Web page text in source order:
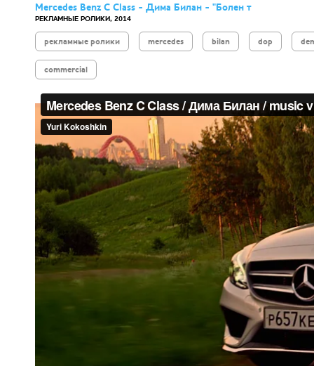
Mercedes Benz C Class - Дима Билан - "Болен т
РЕКЛАМНЫЕ РОЛИКИ, 2014
рекламные ролики mercedes bilan dop
commercial